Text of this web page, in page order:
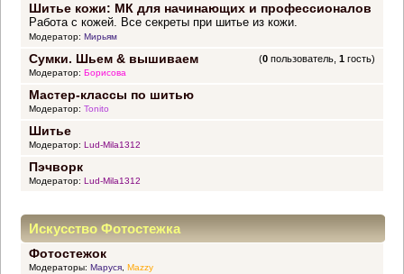
Шитье кожи: МК для начинающих и профессионалов
Работа с кожей. Все секреты при шитье из кожи.
Модератор: Мирьям
Сумки. Шьем & вышиваем (0 пользователь,1 гость)
Модератор: Борисова
Мастер-классы по шитью
Модератор: Tonito
Шитье
Модератор: Lud-Mila1312
Пэчворк
Модератор: Lud-Mila1312
Искусство Фотостежка
Фотостежок
Модераторы: Маруся, Mazzy